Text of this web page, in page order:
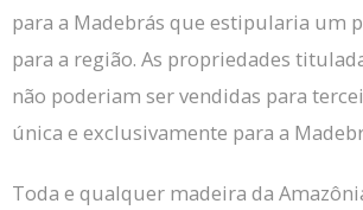
para a Madebrás que estipularia um
para a região. As propriedades
não poderiam ser vendidas para
única e exclusivamente para a
Toda e qualquer madeira da